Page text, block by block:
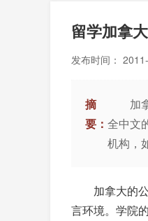
留学加拿
发布时间：
摘
要：
加拿
全中文
机构，
加拿大的公
言环境。学院